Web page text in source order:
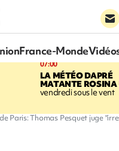
France-Monde
07:00
LA MÉTÉO DAPRÉ
MATANTE ROSINA
vendredi sous le vent
Paris: Thomas Pesquet juge